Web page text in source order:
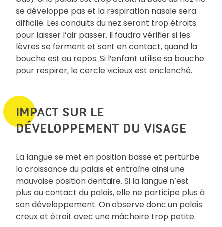
se développe pas et la respiration nasale sera
difficile. Les conduits du nez seront trop étroits
pour laisser l’air passer. Il faudra vérifier si les
lèvres se ferment et sont en contact, quand la
bouche est au repos. Si l’enfant utilise sa bouche
pour respirer, le cercle vicieux est enclenché.
IMPACT SUR LE
DÉVELOPPEMENT DU VISAGE
La langue se met en position basse et perturbe
la croissance du palais et entraîne ainsi une
mauvaise position dentaire. Si la langue n’est
plus au contact du palais, elle ne participe plus à
son développement. On observe donc un palais
creux et étroit avec une mâchoire trop petite.